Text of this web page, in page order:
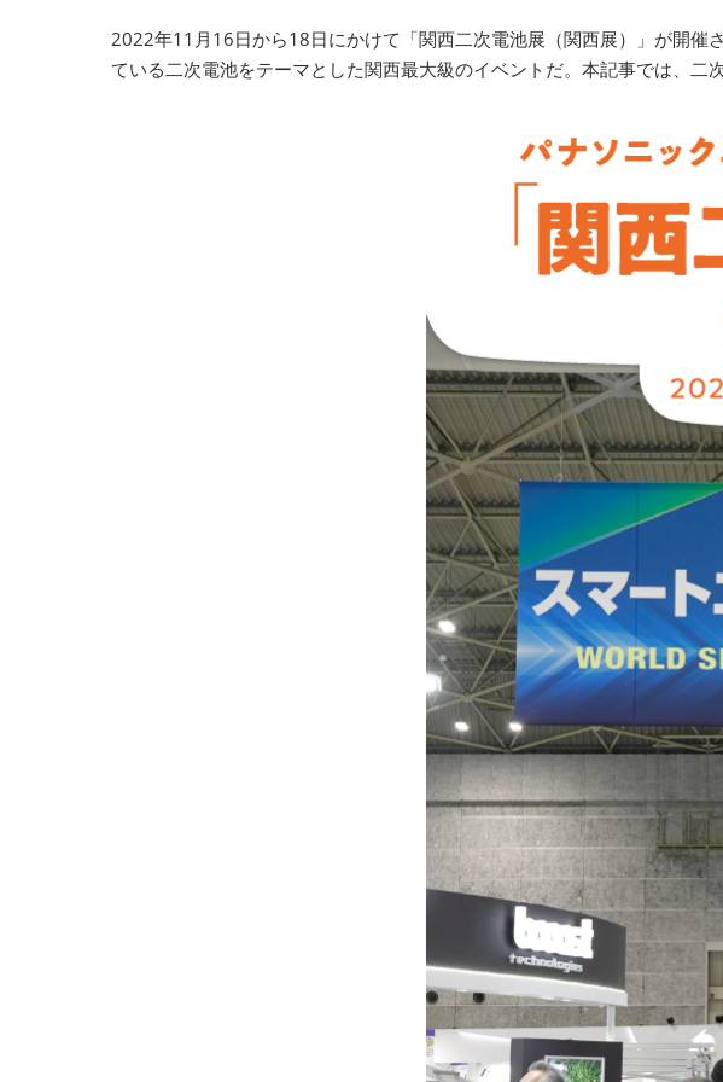
2022年11月16日から18日にかけて「関西二次電池展（関西展）」が開催
ている二次電池をテーマとした関西最大級のイベントだ。本記事では、二